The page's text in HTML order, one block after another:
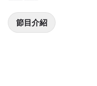
節目介紹